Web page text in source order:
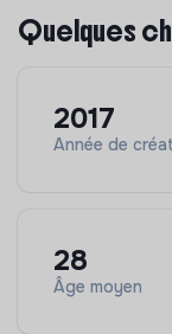
proyectos.
Orientación
desafíos.
equipos
Organización
Quelques
2017
Année de
28
Âge moyen